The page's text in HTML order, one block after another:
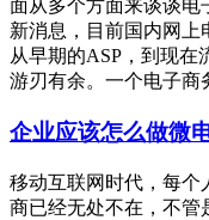
面从多个方面来谈谈电
新消息，目前国内网上
从早期的ASP，到现在
游刃有余。一个电子商
企业应该怎么做微
移动互联网时代，每个
商已经无处不在，不管